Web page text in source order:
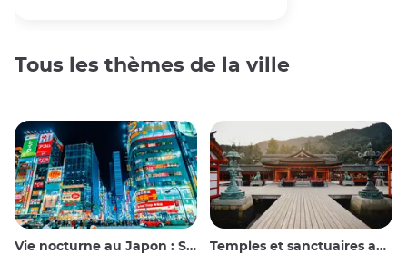
Tous les thèmes de la ville
Vie nocturne au Japon : Sortir, voir et boire Temples et sanctuaires au Japon